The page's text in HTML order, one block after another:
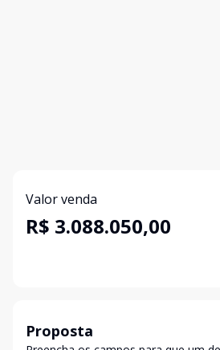
Valor venda
R$ 3.088.050,00
Proposta